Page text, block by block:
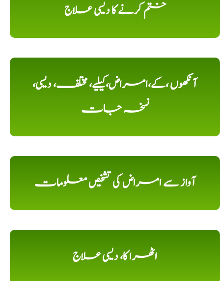
ختم کرنے کا دیسی علاج
آنکھوں ،کے،امراض،کیلیے، مختلف، دیسی،
نسخہ جات
آواز سے امراض کی تشخیص معلومات
اٹھرا کا، دیسی علاج